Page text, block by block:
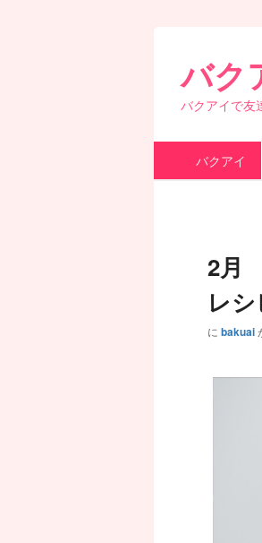
バク
バクアイで友
バクアイ
2月
レ
に bakuai